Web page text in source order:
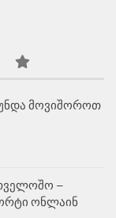
მოვიშოროთ
–
ონლაინ